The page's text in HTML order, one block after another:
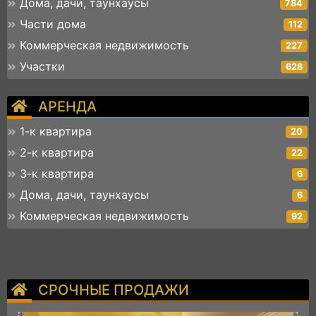
Дома, дачи, таунхаусы 784
Части дома 112
Коммерческая недвижимость 227
Участки 628
АРЕНДА
1-к квартира 20
2-к квартира 22
3-к квартира 6
Дома, дачи, таунхаусы 6
Коммерческая недвижимость 92
СРОЧНЫЕ ПРОДАЖИ